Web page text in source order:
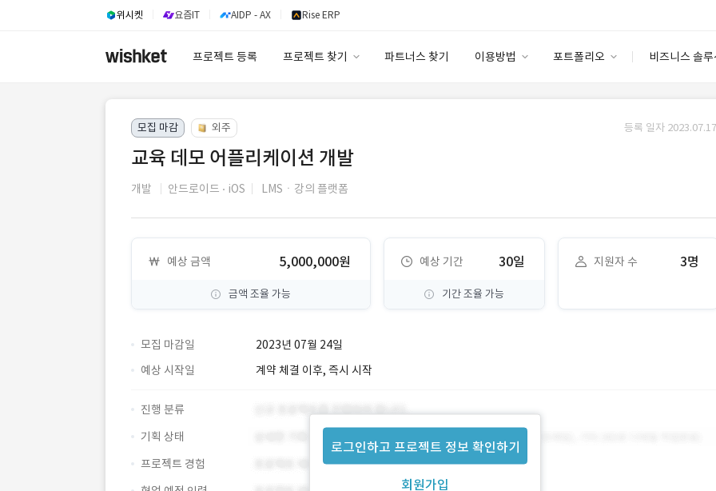
위시켓 요즘IT AIDP - AX Rise ERP
프로젝트 등록 프로젝트 찾기 파트너스 찾기 이용방법 포트폴리오 비즈니스 솔
안심 코드 케어
모집 마감 외주 등록 일자
교육 데모 어플리케이션 개발
개발 안드로이드 iOS LMSㆍ강의 플랫폼
예상 금액 5,000,000원
금액 조율 가능
예상 기간 30일
기간 조율 가능
지원자 수 3명
모집 마감일 2023년 07월 24일
로그인하고 프로젝트 정보 확인하기
회원가입
예상 시작일 계약 체결 이후, 즉시 시작
진행 분류
기획 상태
프로젝트 경험